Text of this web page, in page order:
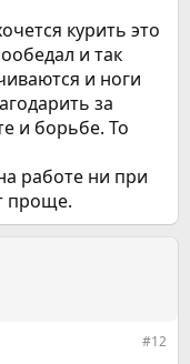
курить это
и так
и ноги
за
и борьбе. То
работе ни при
проще.
#12